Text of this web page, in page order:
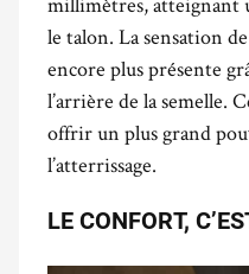
le talon. La sensation
encore plus présente
l’arrière de la semelle.
offrir un plus grand
l’atterrissage.
LE CONFORT,